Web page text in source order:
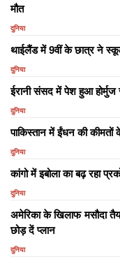
मौत
दुनिया
थाईलैंड में 9वीं के छात्र ने
दुनिया
ईरानी संसद में पेश हुआ होर्मुज
दुनिया
पाकिस्तान में ईंधन की
दुनिया
कांगो में इबोला का बढ़ रहा
दुनिया
अमेरिका के खिलाफ मसौदा
छोड़ दें प्लान
दुनिया